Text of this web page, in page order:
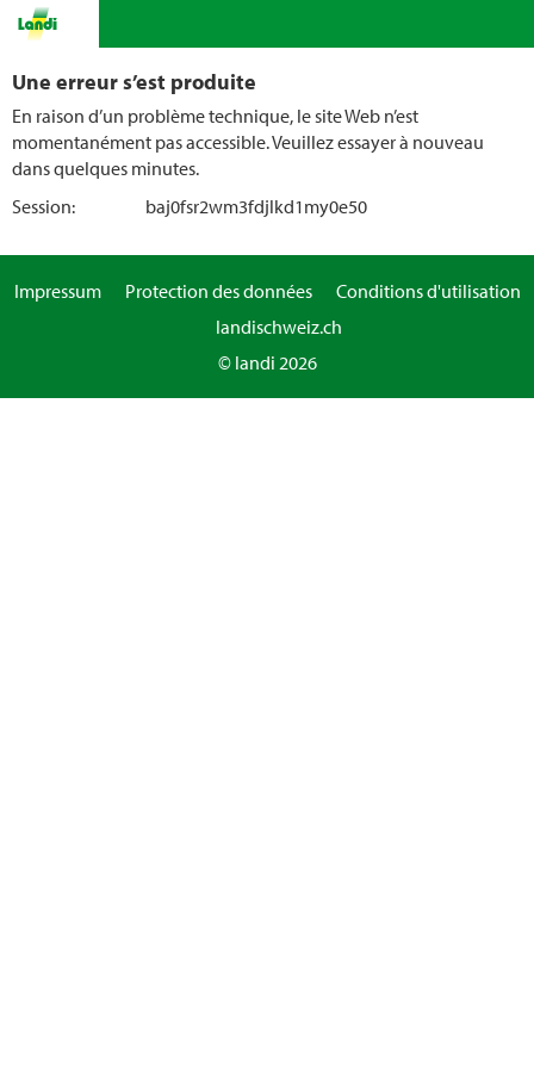
Une erreur s’est produite
En raison d’un problème technique, le site Web n’est
momentanément pas accessible. Veuillez essayer à nouveau
dans quelques minutes.
Session:
baj0fsr2wm3fdjlkd1my0e50
Impressum Protection des données
Conditions d'utilisation
landischweiz.ch
© landi 2026